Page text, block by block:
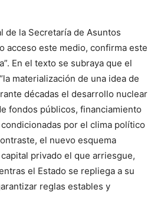
de la Secretaría de Asuntos
acceso este medio, confirma este
En el texto se subraya que el
materialización de una idea de
décadas el desarrollo nuclear
fondos públicos, financiamiento
por el clima político
el nuevo esquema
privado el que arriesgue,
el Estado se repliega a su
reglas estables y